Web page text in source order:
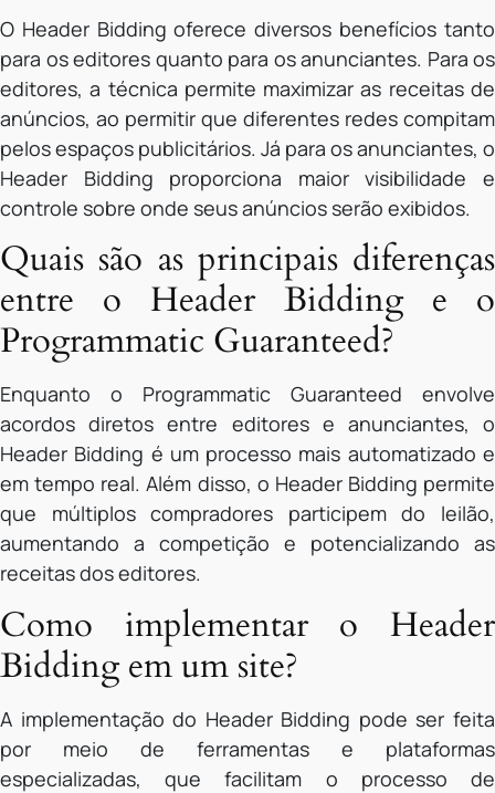
O Header Bidding oferece diversos benefícios tanto
para os editores quanto para os anunciantes. Para os
editores, a técnica permite maximizar as receitas de
anúncios, ao permitir que diferentes redes compitam
pelos espaços publicitários. Já para os anunciantes, o
Header Bidding proporciona maior visibilidade e
controle sobre onde seus anúncios serão exibidos.
Quais são as principais diferenças
entre o Header Bidding e o
Programmatic Guaranteed?
Enquanto o Programmatic Guaranteed envolve
acordos diretos entre editores e anunciantes, o
Header Bidding é um processo mais automatizado e
em tempo real. Além disso, o Header Bidding permite
que múltiplos compradores participem do leilão,
aumentando a competição e potencializando as
receitas dos editores.
Como implementar o Header
Bidding em um site?
A implementação do Header Bidding pode ser feita
por meio de ferramentas e plataformas
especializadas, que facilitam o processo de